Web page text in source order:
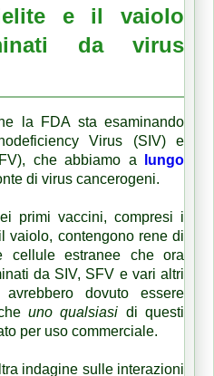
e il vaiolo
da virus
la FDA sta esaminando
Virus (SIV) e
che abbiamo a
lungo
di virus cancerogeni.
primi vaccini, compresi i
vaiolo, contengono rene di
cellule estranee che ora
da SIV, SFV e vari altri
dovuto essere
uno qualsiasi di questi
per uso commerciale.
indagine sulle interazioni